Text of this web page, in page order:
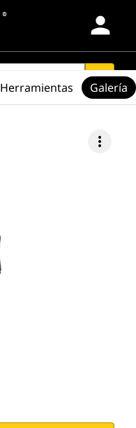
person
search
more_vert
Herramientas Galería